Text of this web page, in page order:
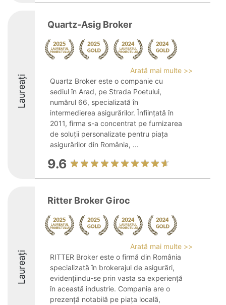
Laureați
Quartz-Asig Broker
Arată mai multe >>
Quartz Broker este o companie cu
sediul în Arad, pe Strada Poetului,
numărul 66, specializată în
intermedierea asigurărilor. Înființată în
2011, firma s-a concentrat pe furnizarea
de soluții personalizate pentru piața
asigurărilor din România, ...
9.6
Laureați
Ritter Broker Giroc
Arată mai multe >>
RITTER Broker este o firmă din România
specializată în brokerajul de asigurări,
evidențiindu-se prin vasta sa experiență
în această industrie. Compania are o
prezență notabilă pe piața locală,